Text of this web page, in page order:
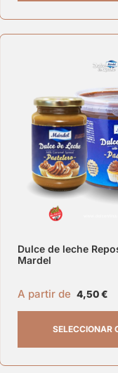
Dulce de leche
Mardel
A partir de 4,50€
SELECCIONAR